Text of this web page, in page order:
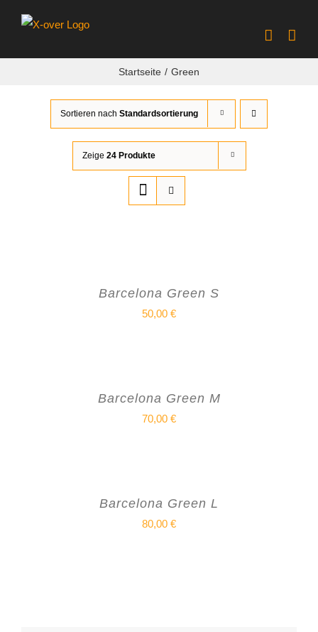
Startseite Green
Sortieren nach Standardsortierung
Zeige 24 Produkte
Barcelona Green S
50,00 €
Barcelona Green M
70,00 €
Barcelona Green L
80,00 €